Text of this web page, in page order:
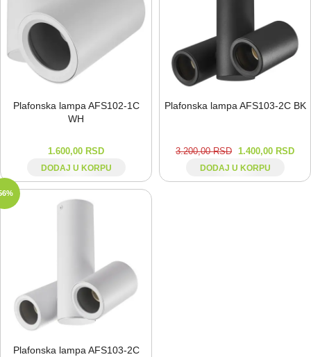
Plafonska lampa AFS102-⁠1C
WH
1.600,00 RSD
DODAJ U KORPU
Plafonska lampa AFS103-⁠2C BK
3.200,00RSD 1.400,00 RSD
DODAJ U KORPU
Plafonska lampa AFS103-⁠2C